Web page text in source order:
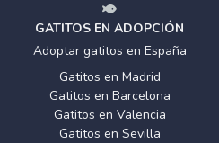
GATITOS EN ADOPCIÓN
Adoptar gatitos en España
Gatitos en Madrid
Gatitos en Barcelona
Gatitos en Valencia
Gatitos en Sevilla